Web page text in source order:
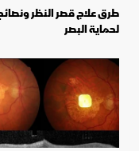
طرق علاج قصر النظر
لحماية البصر